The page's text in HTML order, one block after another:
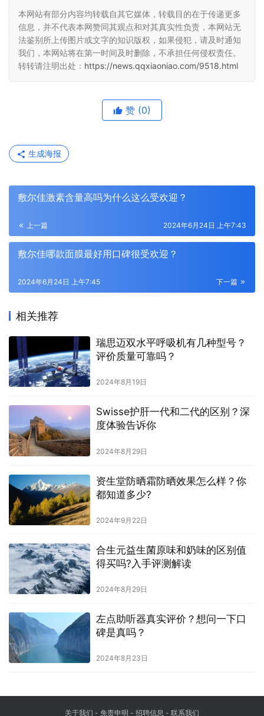
本网站有部分内容均转载自其它媒体，转载目的在于传递更多
信息，并不代表本网赞同其观点和对其真实性负责，本网站无
法鉴别所上传图片或文字的知识版权，如果侵犯，请及时通知
我们，本网站将在第一时间及时删除，不承担任何侵权责任。
转转请注明出处： https://news.qqxiaoniao.com/9518.html
赞 (0)
生成海报
敷尔佳激素含量高吗为什么这么受欢迎？
上一篇 2024年6月24日 上午7:43
敷尔佳哪款面膜最好用口碑很受欢迎？
下一篇
2024年6月24日 上午7:45
相关推荐
瑞思迈双水平呼吸机有几种型号？
评价质量可靠吗？
2024年8月19日
Swisse护肝一代和二代的区别？深
度体验告诉你
2024年8月29日
资生堂防晒霜防晒效果怎么样？你
都知道多少?
2024年9月22日
合生元益生菌原味和奶味的区别值
得买吗?入手评测解读
2024年8月29日
左点助听器真实评价？想问一下口
碑是真吗？
2024年8月23日
关于我们 - 免责申明 - 招聘信息 - 联系我们